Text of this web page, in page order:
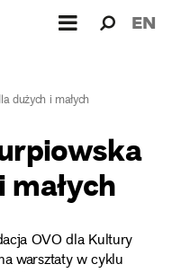
dla: EN
dużych i małych
małych
OVO dla Kultury
warsztaty w cyklu